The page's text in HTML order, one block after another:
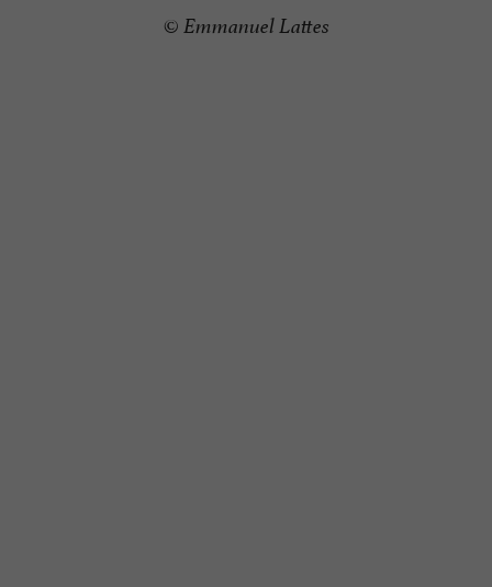
© Emmanuel Lattes